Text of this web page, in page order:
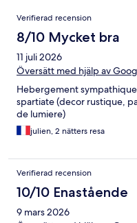
Recensioner
Verifierad recension
8/10 Mycket bra
11 juli 2026
Översätt med hjälp av
Hebergement sympathique
spartiate (decor rustique,
de lumiere)
julien, 2 nätters resa
Verifierad recension
10/10 Enastående
9 mars 2026